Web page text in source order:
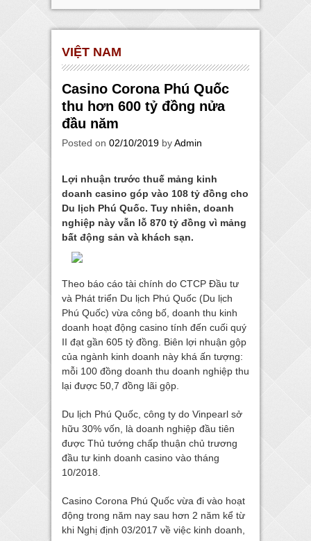
VIỆT NAM
Casino Corona Phú Quốc
thu hơn 600 tỷ đồng nửa
đầu năm
Posted on 02/10/2019 byAdmin
Lợi nhuận trước thuế mảng kinh
doanh casino góp vào 108 tỷ đồng cho
Du lịch Phú Quốc. Tuy nhiên, doanh
nghiệp này vẫn lỗ 870 tỷ đồng vì mảng
bất động sản và khách sạn.
Theo báo cáo tài chính do CTCP Đầu tư
và Phát triển Du lịch Phú Quốc (Du lịch
Phú Quốc) vừa công bố, doanh thu kinh
doanh hoạt động casino tính đến cuối quý
II đạt gần 605 tỷ đồng. Biên lợi nhuận gộp
của ngành kinh doanh này khá ấn tượng:
mỗi 100 đồng doanh thu doanh nghiệp thu
lại được 50,7 đồng lãi gộp.
Du lịch Phú Quốc, công ty do Vinpearl sở
hữu 30% vốn, là doanh nghiệp đầu tiên
được Thủ tướng chấp thuận chủ trương
đầu tư kinh doanh casino vào tháng
10/2018.
Casino Corona Phú Quốc vừa đi vào hoạt
động trong năm nay sau hơn 2 năm kể từ
khi Nghị định 03/2017 về việc kinh doanh,